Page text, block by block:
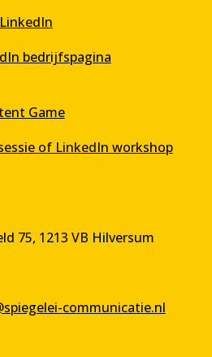
bedrijfspagina
Game
of LinkedIn workshop
75, 1213 VB Hilversum
communicatie.nl